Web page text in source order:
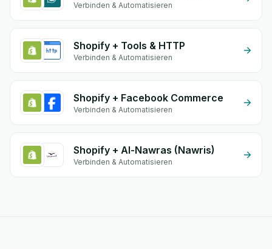
Verbinden & Automatisieren
Shopify + Tools & HTTP
Verbinden & Automatisieren
Shopify + Facebook Commerce
Verbinden & Automatisieren
Shopify + Al-Nawras (Nawris)
Verbinden & Automatisieren